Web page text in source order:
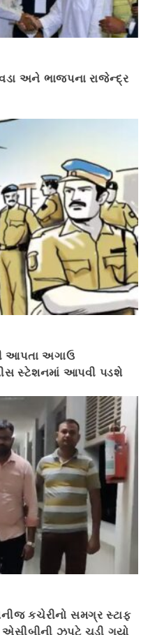
અને ભાજપના રાજેન્દ્ર
આપતા અગાઉ
સ્ટેશનમાં આપવી પડશે
કચેરીનો સમગ્ર સ્ટાફ
એસીબીની ઝપટે ચડી ગયો